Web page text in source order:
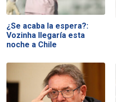
¿Se acaba la espera?:
Vozinha llegaría esta
noche a Chile